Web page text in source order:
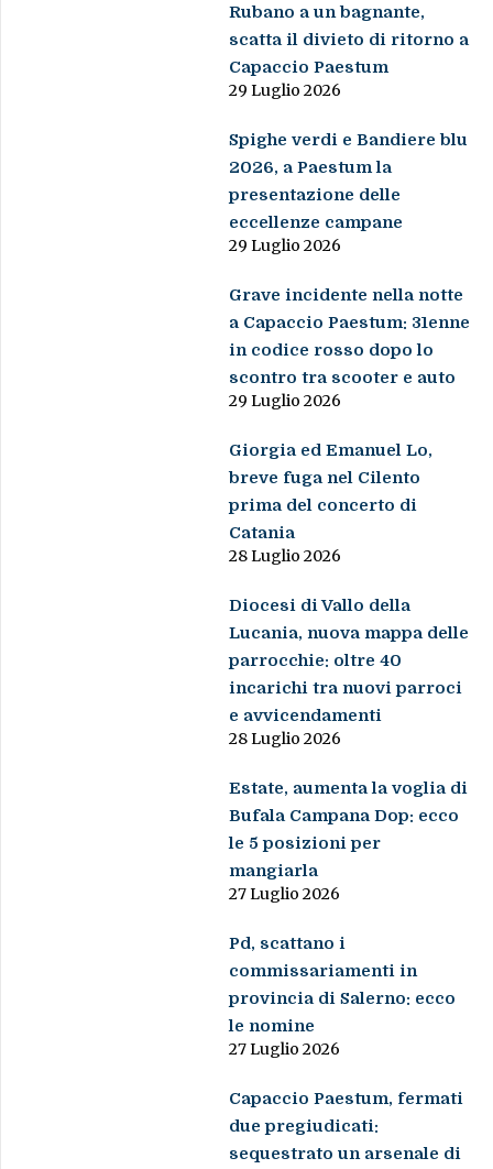
Rubano a un bagnante,
scatta il divieto di ritorno a
Capaccio Paestum
29 Luglio 2026
Spighe verdi e Bandiere blu
2026, a Paestum la
presentazione delle
eccellenze campane
29 Luglio 2026
Grave incidente nella notte
a Capaccio Paestum: 31enne
in codice rosso dopo lo
scontro tra scooter e auto
29 Luglio 2026
Giorgia ed Emanuel Lo,
breve fuga nel Cilento
prima del concerto di
Catania
28 Luglio 2026
Diocesi di Vallo della
Lucania, nuova mappa delle
parrocchie: oltre 40
incarichi tra nuovi parroci
e avvicendamenti
28 Luglio 2026
Estate, aumenta la voglia di
Bufala Campana Dop: ecco
le 5 posizioni per
mangiarla
27 Luglio 2026
Pd, scattano i
commissariamenti in
provincia di Salerno: ecco
le nomine
27 Luglio 2026
Capaccio Paestum, fermati
due pregiudicati:
sequestrato un arsenale di